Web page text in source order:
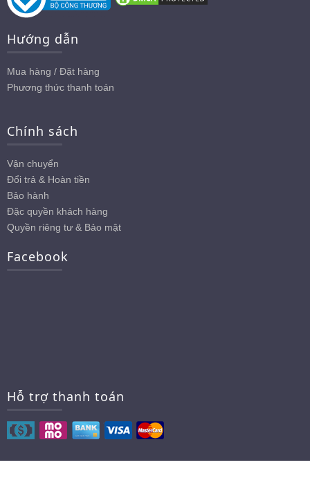
Hướng dẫn
Mua hàng / Đặt hàng
Phương thức thanh toán
Chính sách
Vận chuyển
Đổi trả & Hoàn tiền
Bảo hành
Đặc quyền khách hàng
Quyền riêng tư & Bảo mật
Facebook
Hỗ trợ thanh toán